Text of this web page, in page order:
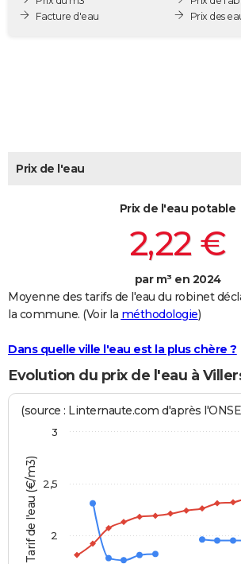
Destinations
City break
Voyage nature
Voyage de noces
Forum
Climat
PHOTO
Dictionnaire
Biographies
Citations
Expressions
Proverbes
Bricolage
Lifestyle
Culture
Sport
Auto
Television
Voyage
Cinema
Facture d'eau
Prix des
Prix de l'eau
Prix de l'eau potable
2,22 €
par m³ en 2024
Moyenne des tarifs de l'eau du robinet
la commune. (Voir la méthodologie)
Dans quelle ville l'eau est la plus chère ?
Evolution du prix de l'eau à
Tarif de l'eau (€/m3)
(source : Linternaute.com d'après
2
2,5
3